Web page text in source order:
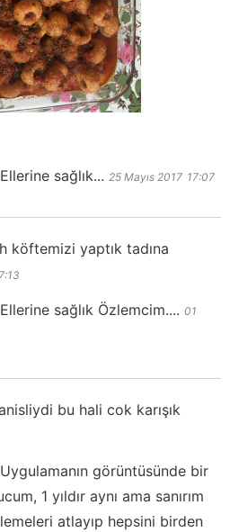
Ellerine sağlık... 25 Mayıs 2017 17:07
köftemizi yaptık tadına
Ellerine sağlık Özlemcim.... 01
bu hali cok karışık
Uygulamanın görüntüsünde bir
1 yıldır aynı ama sanırım
atlayıp hepsini birden